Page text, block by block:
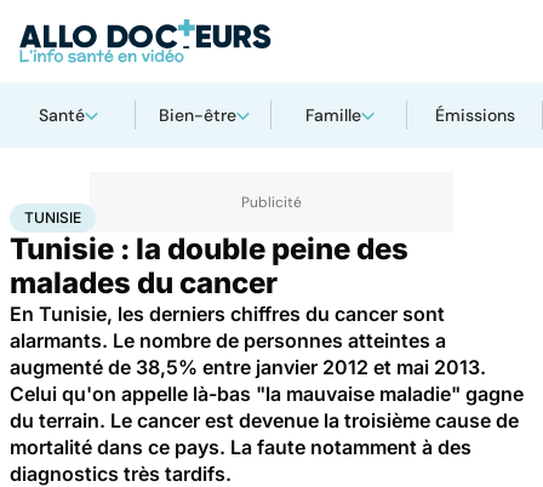
Santé Bien-être Famille Émissions
AccueilSanté
TUNISIE
Tunisie : la double peine des
malades du cancer
En Tunisie, les derniers chiffres du cancer sont
alarmants. Le nombre de personnes atteintes a
augmenté de 38,5% entre janvier 2012 et mai 2013.
Celui qu'on appelle là-bas "la mauvaise maladie" gagne
du terrain. Le cancer est devenue la troisième cause de
mortalité dans ce pays. La faute notamment à des
diagnostics très tardifs.